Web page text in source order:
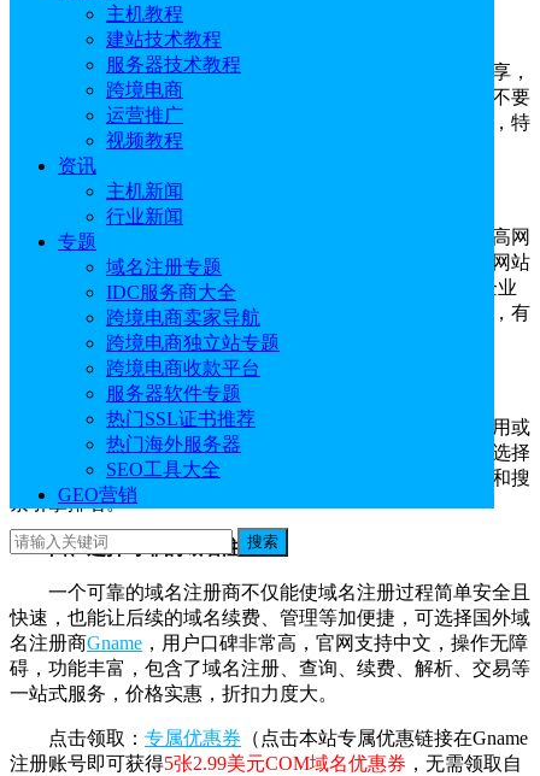
主机教程
建站技术教程
服务器技术教程
跨境电商
运营推广
视频教程
资讯
主机新闻
行业新闻
专题
域名注册专题
IDC服务商大全
跨境电商卖家导航
跨境电商独立站专题
跨境电商收款平台
服务器软件专题
热门SSL证书推荐
热门海外服务器
SEO工具大全
GEO营销
搜索
一、简短易记
外贸网站的域名应该简短、易记，方便用户输入和分享，
避免使用过长、复杂或难以拼写的单词或缩写。同时尽量不要
在域名中使用连字符或数字，因为这些元素容易造成混淆，特
别是在口头传播时容易出错。
二、相关性
可在域名中使用与网站内容相关的关键词，有助于提高网
站在搜索引擎中的排名。例如，一个销售家居用品的外贸网站
可以选择包含“home”、“furniture”等关键词的域名。如果企业
已经拥有一定的品牌知名度，可以将品牌名称融入域名中，有
助于提升品牌形象，增加用户对网站的信任度。
三、域名查询
在注册域名之前，最好检查一下该域名的是否已被使用或
者是否侵犯任何商标或版权等，避免法律风险。另外建议选择
一个打算长期使用的域名，频繁更换域名会影响品牌形象和搜
索引擎排名。
四、选择可靠的域名注册商
一个可靠的域名注册商不仅能使域名注册过程简单安全且
快速，也能让后续的域名续费、管理等加便捷，可选择国外域
名注册商Gname ，用户口碑非常高，官网支持中文，操作无障
碍，功能丰富，包含了域名注册、查询、续费、解析、交易等
一站式服务，价格实惠，折扣力度大。
点击领取： 专属优惠券 （点击本站专属优惠链接在Gname
注册账号即可获得5张2.99美元COM域名优惠券 ，无需领取自